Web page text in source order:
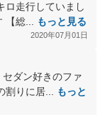
ロ走行していまし
【総...
もっと見る
2020年07月01日
セダン好きのファ
割りに居...
もっと